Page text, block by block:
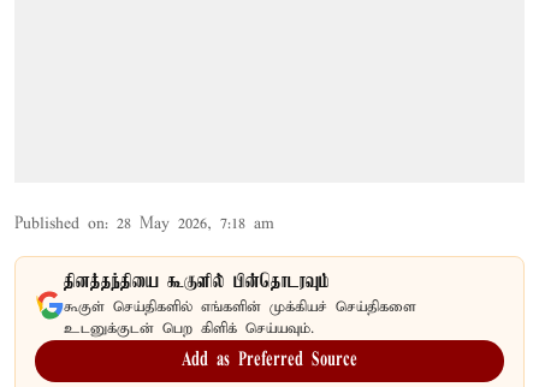
Published on: 28 May 2026, 7:18 am
தினத்தந்தியை கூகுளில் பின்தொடரவும்
கூகுள் செய்திகளில் எங்களின் முக்கியச் செய்திகளை
உடனுக்குடன் பெற கிளிக் செய்யவும்.
Add as Preferred Source